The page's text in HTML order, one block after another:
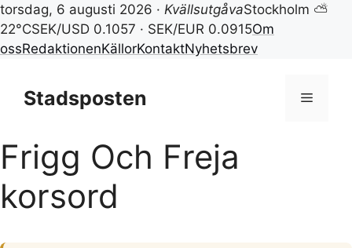
torsdag, 6 augusti 2026 · KvällsutgåvaStockholm ⛅
22°CSEK/USD 0.1057 · SEK/EUR 0.0915Om
ossRedaktionenKällorKontaktNyhetsbrev
innehållStadsposten Meny
Frigg Och Freja
korsord